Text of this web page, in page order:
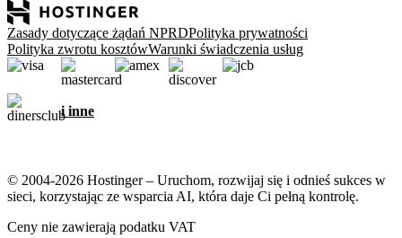
Zasady dotyczące żądań NPRDPolityka prywatności
Polityka zwrotu kosztówWarunki świadczenia usług
i inne
© 2004-2026 Hostinger – Uruchom, rozwijaj się i odnieś sukces w
sieci, korzystając ze wsparcia AI, która daje Ci pełną kontrolę.
Ceny nie zawierają podatku VAT